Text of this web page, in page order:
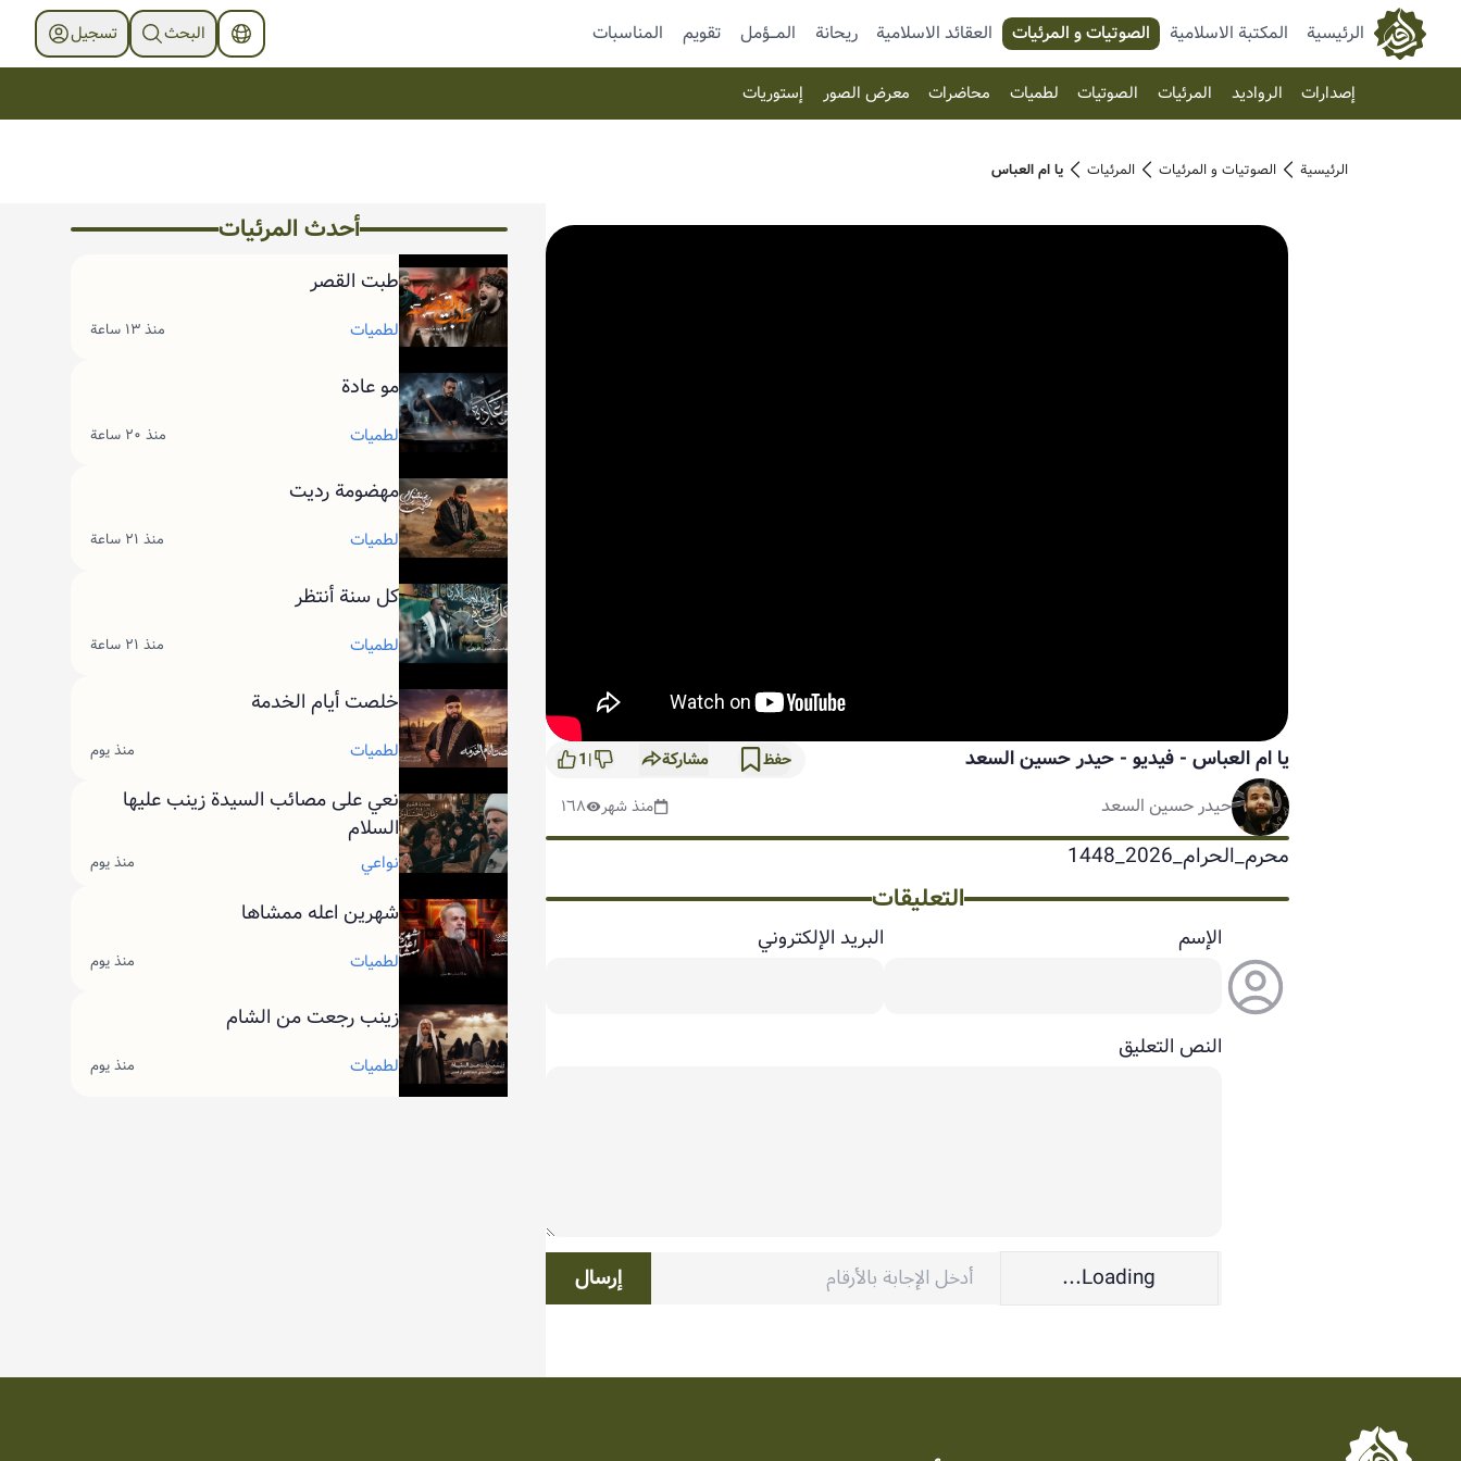
الرئيسية المكتبة الاسلامية الصوتیات و المرئیات العقائد الاسلامية ريحانة المـــؤمل تقویم المناسبات البحث تسجیل
إصدارات الرواديد المرئیات الصوتیات لطميات محاضرات معرض الصور إستوریات
الرئيسية الصوتیات و المرئیات المرئیات يا ام العباس
يا ام العباس - فيديو -حيدر حسين السعد حفظ مشاركة |
1
حيدر حسين السعد منذ شهر ١٦٨
محرم_الحرام_2026_1448
التعليقات
الإسم البريد الإلكتروني
النص التعليق
Loading... إرسال
أحدث المرئیات
طبت القصر
لطميات منذ ١٣ ساعة
مو عادة
لطميات منذ ٢٠ ساعة
مهضومة رديت
لطميات منذ ٢١ ساعة
كل سنة أنتظر
لطميات منذ ٢١ ساعة
خلصت أيام الخدمة
لطميات منذ يوم
نعي على مصائب السيدة زينب عليها
السلام
نواعي منذ يوم
شهرين اعله ممشاها
لطميات منذ يوم
زينب رجعت من الشام
لطميات منذ يوم